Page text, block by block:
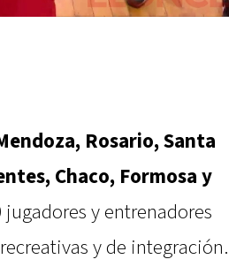
Rosario, Santa
Chaco, Formosa y
y entrenadores
y de integración.